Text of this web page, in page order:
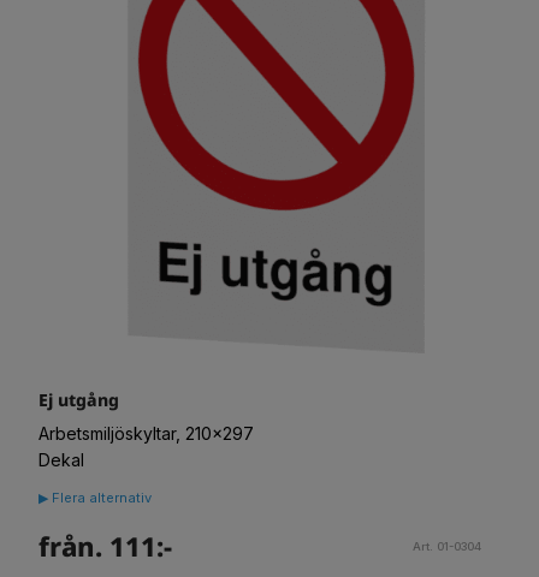
Ej utgång
Arbetsmiljöskyltar, 210x297
Dekal
▶ Flera alternativ
från. 111:- Art. 01-0304